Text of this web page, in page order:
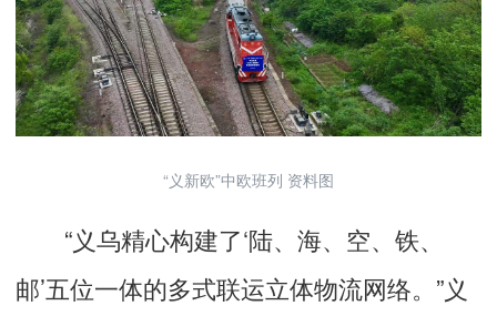
“义新欧”中欧班列 资料图
“义乌精心构建了‘陆、海、空、铁、
邮’五位一体的多式联运立体物流网络。”义